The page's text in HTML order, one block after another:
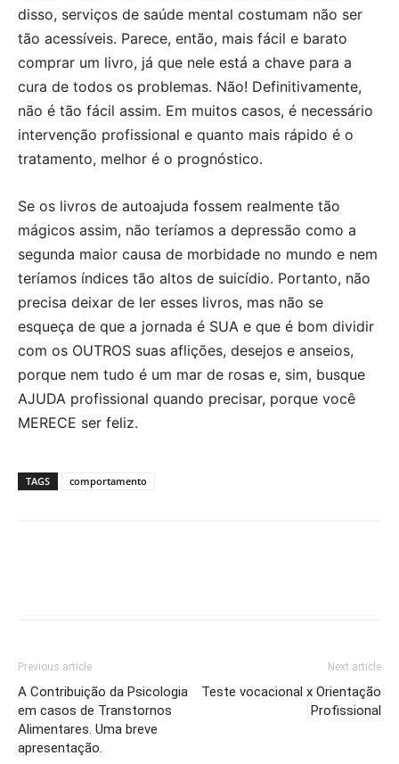
disso, serviços de saúde mental costumam não ser
tão acessíveis. Parece, então, mais fácil e barato
comprar um livro, já que nele está a chave para a
cura de todos os problemas. Não! Definitivamente,
não é tão fácil assim. Em muitos casos, é necessário
intervenção profissional e quanto mais rápido é o
tratamento, melhor é o prognóstico.
Se os livros de autoajuda fossem realmente tão
mágicos assim, não teríamos a depressão como a
segunda maior causa de morbidade no mundo e nem
teríamos índices tão altos de suicídio. Portanto, não
precisa deixar de ler esses livros, mas não se
esqueça de que a jornada é SUA e que é bom dividir
com os OUTROS suas aflições, desejos e anseios,
porque nem tudo é um mar de rosas e, sim, busque
AJUDA profissional quando precisar, porque você
MERECE ser feliz.
TAGS comportamento
Previous article
A Contribuição da Psicologia
em casos de Transtornos
Alimentares. Uma breve
apresentação.
Next article
Teste vocacional x Orientação
Profissional